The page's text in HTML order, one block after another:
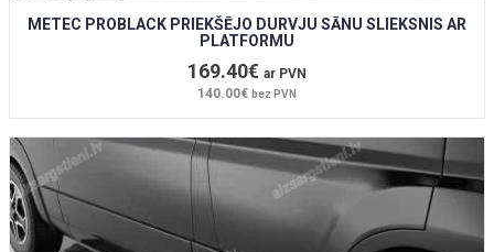
METEC PROBLACK PRIEKŠĒJO DURVJU SĀNU SLIEKSNIS AR
PLATFORMU
169.40€ ar PVN
140.00€ bez PVN